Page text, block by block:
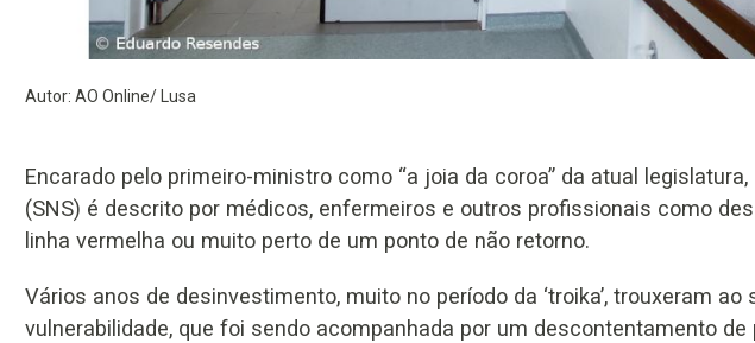
Autor: AO Online/ Lusa
Encarado pelo primeiro-ministro como “a joia da coroa” da atual
(SNS) é descrito por médicos, enfermeiros e outros profissionais como
linha vermelha ou muito perto de um ponto de não retorno.
Vários anos de desinvestimento, muito no período da ‘troika’, trouxeram
vulnerabilidade, que foi sendo acompanhada por um descontentamento